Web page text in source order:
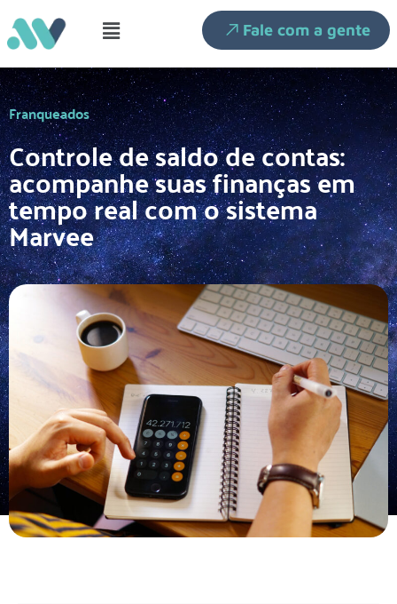
Fale com a gente
Franqueados
Controle de saldo de contas:
acompanhe suas finanças em
tempo real com o sistema
Marvee